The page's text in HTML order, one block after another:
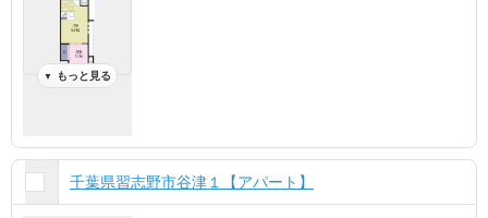
▼ もっと見る
千葉県習志野市谷津１【アパート】